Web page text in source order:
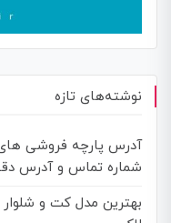
نوشته‌های تازه
آدرس پارچه فروشی
شماره تماس و آدرس
بهترین مدل کت و